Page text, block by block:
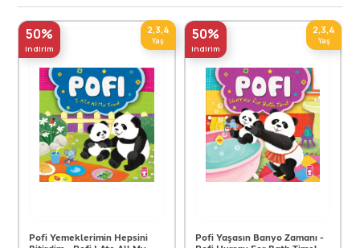
50%
indirim
2,3,4
Yaş
Pofi Yemeklerimin Hepsini
50%
indirim
2,3,4
Yaş
Pofi Yaşasın Banyo Zamanı -